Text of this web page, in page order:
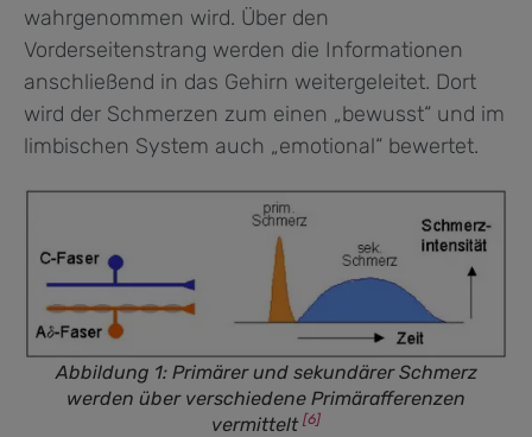
wahrgenommen wird. Über den
Vorderseitenstrang werden die Informationen
anschließend in das Gehirn weitergeleitet. Dort
wird der Schmerzen zum einen „bewusst“ und im
limbischen System auch „emotional“ bewertet.
Abbildung 1: Primärer und sekundärer Schmerz
werden über verschiedene Primärafferenzen
vermittelt [6]